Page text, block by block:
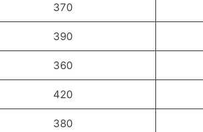
370
390
360
420
380